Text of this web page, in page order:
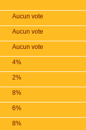
Aucun vote
Aucun vote
Aucun vote
4%
2%
8%
6%
8%